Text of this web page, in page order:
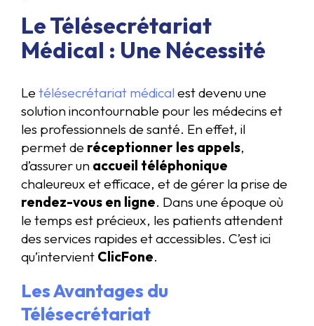
Le Télésecrétariat
Médical : Une Nécessité
Le télésecrétariat médical est devenu une
solution incontournable pour les médecins et
les professionnels de santé. En effet, il
permet de réceptionner les appels,
d’assurer un accueil téléphonique
chaleureux et efficace, et de gérer la prise de
rendez-vous en ligne. Dans une époque où
le temps est précieux, les patients attendent
des services rapides et accessibles. C’est ici
qu’intervient ClicFone.
Les Avantages du
Télésecrétariat